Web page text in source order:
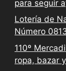
para seguir
Lotería de
Número
110º
ropa, bazar